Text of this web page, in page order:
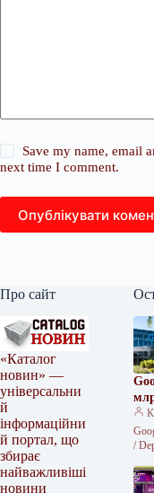
Save my name, email
next time I comment.
Опублікувати
Про сайт
«Каталог
новин» —
універсальни
й
інформаційни
й портал, що
збирає
найважливіші
новини
/